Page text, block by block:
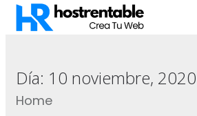
Día: 10 noviembre, 2020
Home